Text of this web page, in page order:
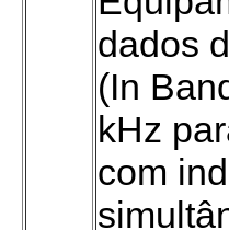
dados
(In
kHz
com